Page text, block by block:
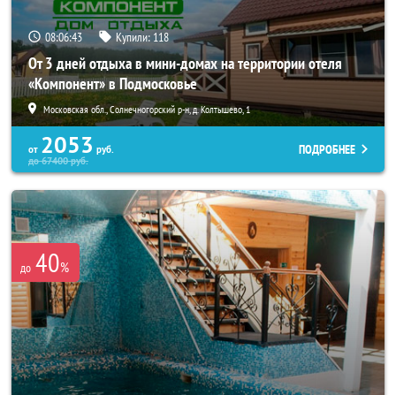
08:06:40 Купили: 118
От 3 дней отдыха в мини-домах на территории отеля
«Компонент» в Подмосковье
Московская обл., Солнечногорский р-н, д. Колтышево, 1
от 2053 руб.
до67400руб.
ПОДРОБНЕЕ
до 40%